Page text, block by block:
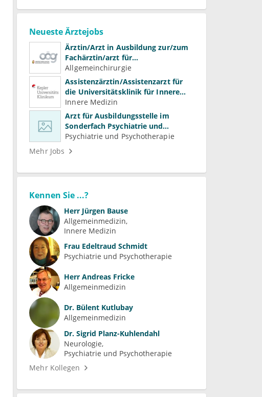
Neueste Ärztejobs
Ärztin/Arzt in Ausbildung zur/zum
Fachärztin/arzt für
Allgemeinchirurgie und
Gefäßchirurgie
Allgemeinchirurgie
Assistenzärztin/Assistenzarzt für
die Universitätsklinik für Innere
Medizin
Innere Medizin
Arzt für Ausbildungsstelle im
Sonderfach Psychiatrie und
Psychotherapeutische Medizin
(m/w/d)
Psychiatrie und Psychotherapie
Mehr Jobs
Kennen Sie ...?
Herr Jürgen Bause
Allgemeinmedizin
Innere Medizin
Frau Edeltraud Schmidt
Psychiatrie und Psychotherapie
Herr Andreas Fricke
Allgemeinmedizin
Dr. Bülent Kutlubay
Allgemeinmedizin
Dr. Sigrid Planz-Kuhlendahl
Neurologie
Psychiatrie und Psychotherapie
Mehr Kollegen